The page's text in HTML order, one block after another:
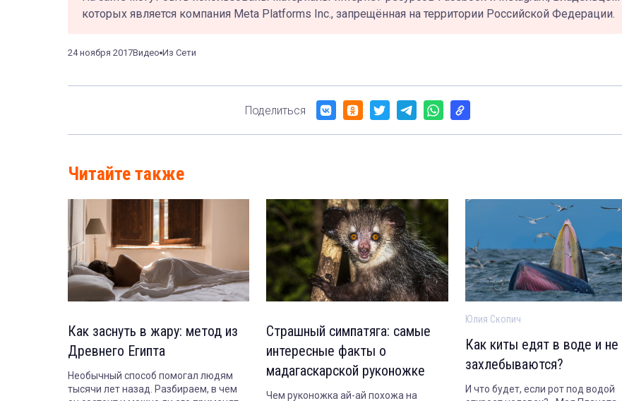
которых является компания Meta Platforms Inc., запрещённая на территории Российской Федерации.
24 ноября 2017Видео Из Сети
Поделиться
Читайте также
Как заснуть в жару: метод из
Древнего Египта
Необычный способ помогал людям
тысячи лет назад. Разбираем, в чем
Страшный симпатяга: самые
интересные факты о
мадагаскарской руконожке
Чем руконожка ай-ай похожа на
Юлия Скопич
Как киты едят в воде и не
захлебываются?
И что будет, если рот под водой